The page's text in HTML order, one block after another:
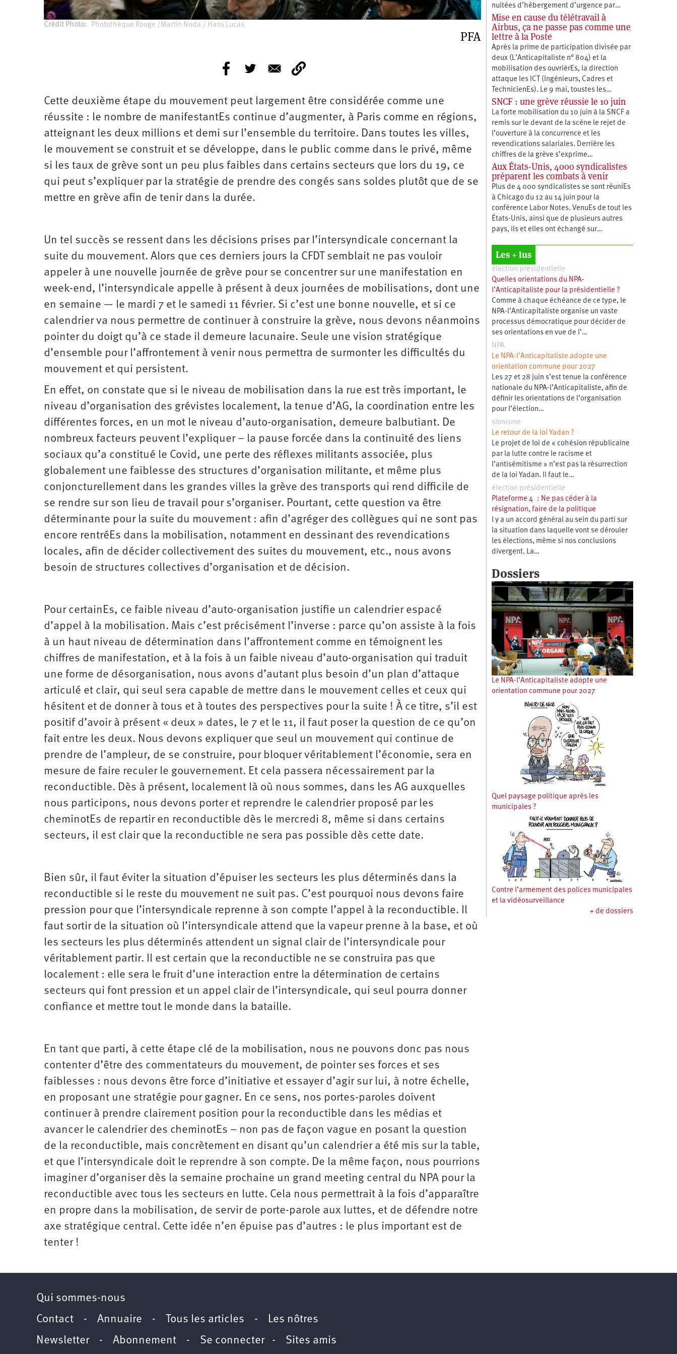
Crédit Photo Photothèque Rouge /Martin Noda / Hans Lucas
PFA
Cette deuxième étape du mouvement peut largement être considérée comme une
réussite : le nombre de manifestantEs continue d’augmenter, à Paris comme en régions,
atteignant les deux millions et demi sur l’ensemble du territoire. Dans toutes les villes,
le mouvement se construit et se développe, dans le public comme dans le privé, même
si les taux de grève sont un peu plus faibles dans certains secteurs que lors du 19, ce
qui peut s’expliquer par la stratégie de prendre des congés sans soldes plutôt que de se
mettre en grève afin de tenir dans la durée.
Un tel succès se ressent dans les décisions prises par l’intersyndicale concernant la
suite du mouvement. Alors que ces derniers jours la CFDT semblait ne pas vouloir
appeler à une nouvelle journée de grève pour se concentrer sur une manifestation en
week-end, l’intersyndicale appelle à présent à deux journées de mobilisations, dont une
en semaine — le mardi 7 et le samedi 11 février. Si c’est une bonne nouvelle, et si ce
calendrier va nous permettre de continuer à construire la grève, nous devons néanmoins
pointer du doigt qu’à ce stade il demeure lacunaire. Seule une vision stratégique
d’ensemble pour l’affrontement à venir nous permettra de surmonter les difficultés du
mouvement et qui persistent.
En effet, on constate que si le niveau de mobilisation dans la rue est très important, le
niveau d’organisation des grévistes localement, la tenue d’AG, la coordination entre les
différentes forces, en un mot le niveau d’auto-organisation, demeure balbutiant. De
nombreux facteurs peuvent l’expliquer – la pause forcée dans la continuité des liens
sociaux qu’a constitué le Covid, une perte des réflexes militants associée, plus
globalement une faiblesse des structures d’organisation militante, et même plus
conjoncturellement dans les grandes villes la grève des transports qui rend difficile de
se rendre sur son lieu de travail pour s’organiser. Pourtant, cette question va être
déterminante pour la suite du mouvement : afin d’agréger des collègues qui ne sont pas
encore rentréEs dans la mobilisation, notamment en dessinant des revendications
locales, afin de décider collectivement des suites du mouvement, etc., nous avons
besoin de structures collectives d’organisation et de décision.
Pour certainEs, ce faible niveau d’auto-organisation justifie un calendrier espacé
d’appel à la mobilisation. Mais c’est précisément l’inverse : parce qu’on assiste à la fois
à un haut niveau de détermination dans l’affrontement comme en témoignent les
chiffres de manifestation, et à la fois à un faible niveau d’auto-organisation qui traduit
une forme de désorganisation, nous avons d’autant plus besoin d’un plan d’attaque
articulé et clair, qui seul sera capable de mettre dans le mouvement celles et ceux qui
hésitent et de donner à tous et à toutes des perspectives pour la suite ! À ce titre, s’il est
positif d’avoir à présent « deux » dates, le 7 et le 11, il faut poser la question de ce qu’on
fait entre les deux. Nous devons expliquer que seul un mouvement qui continue de
prendre de l’ampleur, de se construire, pour bloquer véritablement l’économie, sera en
mesure de faire reculer le gouvernement. Et cela passera nécessairement par la
reconductible. Dès à présent, localement là où nous sommes, dans les AG auxquelles
nous participons, nous devons porter et reprendre le calendrier proposé par les
cheminotEs de repartir en reconductible dès le mercredi 8, même si dans certains
secteurs, il est clair que la reconductible ne sera pas possible dès cette date.
Bien sûr, il faut éviter la situation d’épuiser les secteurs les plus déterminés dans la
reconductible si le reste du mouvement ne suit pas. C’est pourquoi nous devons faire
pression pour que l’intersyndicale reprenne à son compte l’appel à la reconductible. Il
faut sortir de la situation où l’intersyndicale attend que la vapeur prenne à la base, et où
les secteurs les plus déterminés attendent un signal clair de l’intersyndicale pour
véritablement partir. Il est certain que la reconductible ne se construira pas que
localement : elle sera le fruit d’une interaction entre la détermination de certains
secteurs qui font pression et un appel clair de l’intersyndicale, qui seul pourra donner
confiance et mettre tout le monde dans la bataille.
En tant que parti, à cette étape clé de la mobilisation, nous ne pouvons donc pas nous
contenter d’être des commentateurs du mouvement, de pointer ses forces et ses
faiblesses : nous devons être force d’initiative et essayer d’agir sur lui, à notre échelle,
en proposant une stratégie pour gagner. En ce sens, nos portes-paroles doivent
continuer à prendre clairement position pour la reconductible dans les médias et
avancer le calendrier des cheminotEs – non pas de façon vague en posant la question
de la reconductible, mais concrètement en disant qu’un calendrier a été mis sur la table,
et que l’intersyndicale doit le reprendre à son compte. De la même façon, nous pourrions
imaginer d’organiser dès la semaine prochaine un grand meeting central du NPA pour la
reconductible avec tous les secteurs en lutte. Cela nous permettrait à la fois d’apparaître
en propre dans la mobilisation, de servir de porte-parole aux luttes, et de défendre notre
axe stratégique central. Cette idée n’en épuise pas d’autres : le plus important est de
tenter !
nuitées d’hébergement d’urgence par…
Mise en cause du télétravail à
Airbus, ça ne passe pas comme une
lettre à la Poste
Après la prime de participation divisée par
deux (L’Anticapitaliste n° 804) et la
mobilisation des ouvrièrEs, la direction
attaque les ICT (Ingénieurs, Cadres et
TechnicienEs). Le 9 mai, toustes les…
SNCF : une grève réussie le 10 juin
La forte mobilisation du 10 juin à la SNCF a
remis sur le devant de la scène le rejet de
l’ouverture à la concurrence et les
revendications salariales. Derrière les
chiffres de la grève s’exprime…
Aux États-Unis, 4000 syndicalistes
préparent les combats à venir
Plus de 4 000 syndicalistes se sont réuniEs
à Chicago du 12 au 14 juin pour la
conférence Labor Notes. VenuEs de tout les
États-Unis, ainsi que de plusieurs autres
pays, ils et elles ont échangé sur…
Les + lus
élection présidentielle
Quelles orientations du NPA-
l’Anticapitaliste pour la présidentielle ?
Comme à chaque échéance de ce type, le
NPA-l’Anticapitaliste organise un vaste
processus démocratique pour décider de
ses orientations en vue de l’…
NPA
Le NPA-l’Anticapitaliste adopte une
orientation commune pour 2027
Les 27 et 28 juin s’est tenue la conférence
nationale du NPA-l’Anticapitaliste, afin de
définir les orientations de l’organisation
pour l’élection…
sionisme
Le retour de la loi Yadan ?
Le projet de loi de « cohésion républicaine
par la lutte contre le racisme et
l’antisémitisme » n’est pas la résurrection
de la loi Yadan. Il faut le…
élection présidentielle
Plateforme 4 : Ne pas céder à la
résignation, faire de la politique
l y a un accord général au sein du parti sur
la situation dans laquelle vont se dérouler
les élections, même si nos conclusions
divergent. La…
Dossiers
Le NPA-l’Anticapitaliste adopte une
orientation commune pour 2027
Quel paysage politique après les
municipales ?
Contre l’armement des polices municipales
et la vidéosurveillance
+ de dossiers
Qui sommes-nous
Contact - Annuaire - Tous les articles - Les nôtres
Newsletter- Abonnement - Se connecter- Sites amis